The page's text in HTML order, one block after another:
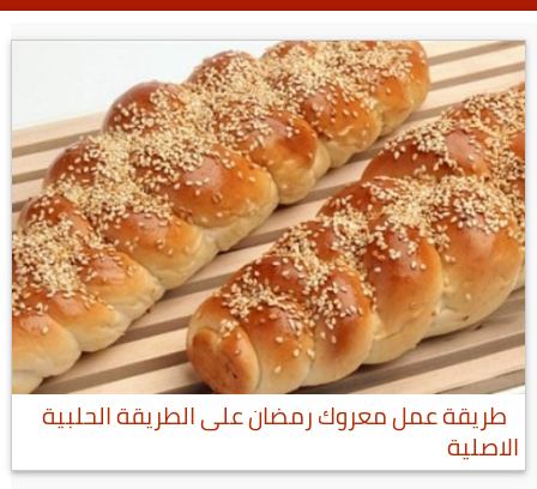
طريقة عمل معروك رمضان على الطريقة الحلبية
الاصلية